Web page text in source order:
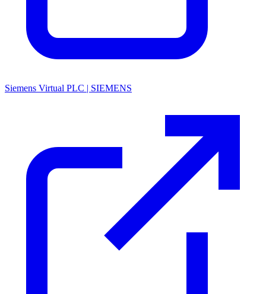
Siemens Virtual PLC | SIEMENS